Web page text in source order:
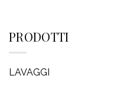
PRODOTTI
LAVAGGI